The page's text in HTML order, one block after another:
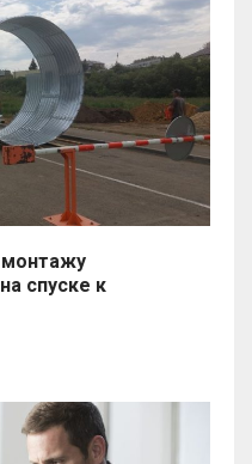
монтажу
спуске к